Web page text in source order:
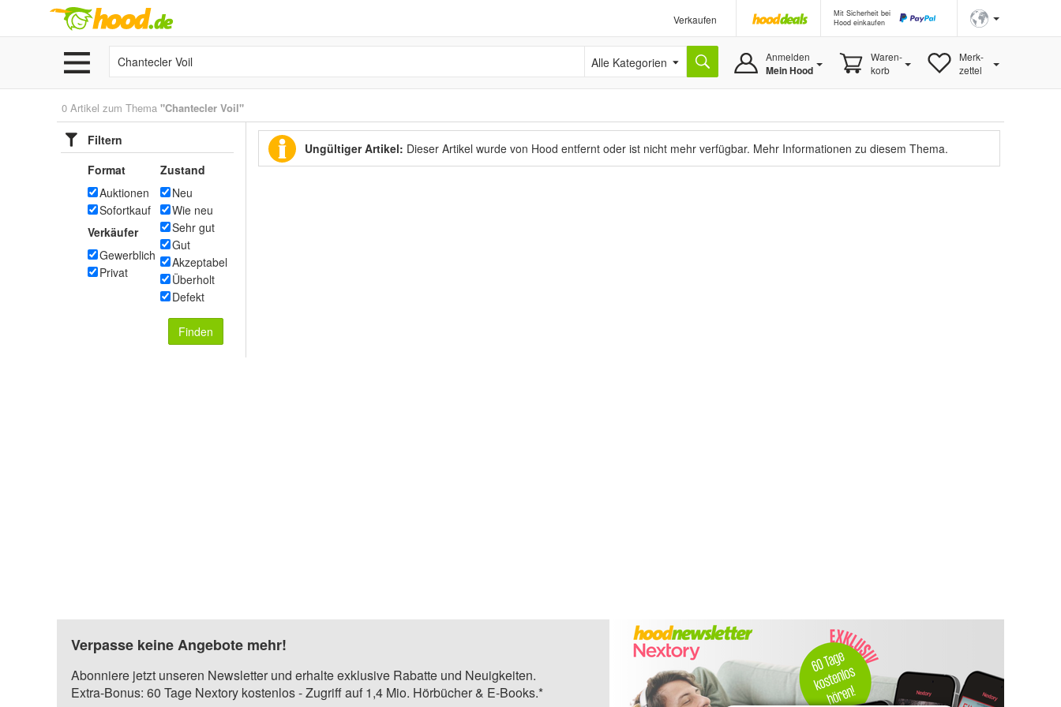
Verkaufen
Mit Sicherheit bei
Hood einkaufen
Alle Kategorien Anmelden
Mein Hood
Waren-
korb
Merk-
zettel
0 Artikel zum Thema "Chantecler Voil"
Filtern
Format
Auktionen
Sofortkauf
Verkäufer
Gewerblich
Privat
Zustand
Neu
Wie neu
Sehr gut
Gut
Akzeptabel
Überholt
Defekt
Finden
Ungültiger Artikel: Dieser Artikel wurde von Hood entfernt oder ist nicht mehr verfügbar. Mehr Informationen zu diesem Thema.
Verpasse keine Angebote mehr!
Abonniere jetzt unseren Newsletter und erhalte exklusive Rabatte und Neuigkeiten.
Extra-Bonus: 60 Tage Nextory kostenlos - Zugriff auf 1,4 Mio. Hörbücher & E-Books.*